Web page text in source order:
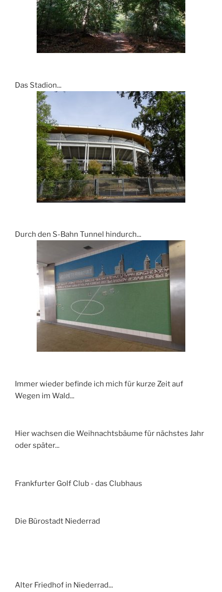
Das Stadion...
Durch den S-Bahn Tunnel hindurch...
Immer wieder befinde ich mich für kurze Zeit auf
Wegen im Wald...
Hier wachsen die Weihnachtsbäume für nächstes Jahr
oder später...
Frankfurter Golf Club - das Clubhaus
Die Bürostadt Niederrad
Alter Friedhof in Niederrad...